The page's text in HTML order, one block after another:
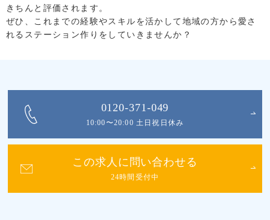
きちんと評価されます。
ぜひ、これまでの経験やスキルを活かして地域の方から愛さ
れるステーション作りをしていきませんか？
0120-371-049
10:00〜20:00 土日祝日休み
この求人に問い合わせる
24時間受付中